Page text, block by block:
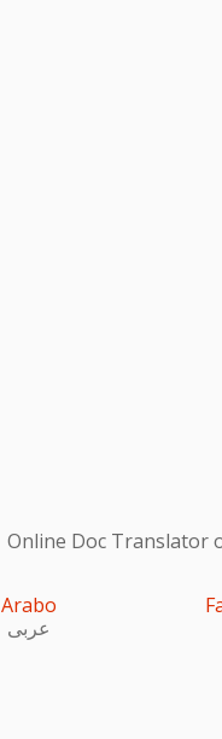
Online Doc Translator
Arabo
عربى